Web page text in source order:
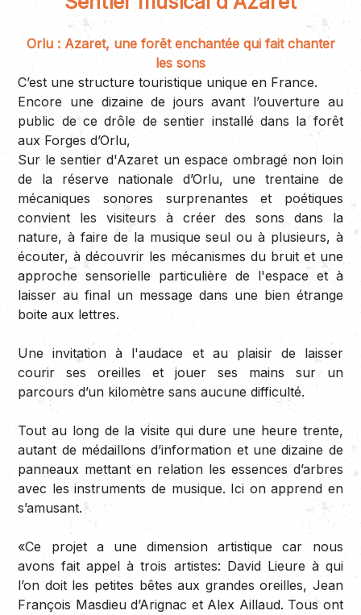
Orlu : Azaret, une forêt enchantée qui fait chanter
les sons
C’est une structure touristique unique en France.
Encore une dizaine de jours avant l’ouverture au
public de ce drôle de sentier installé dans la forêt
aux Forges d’Orlu,
Sur le sentier d'Azaret un espace ombragé non loin
de la réserve nationale d’Orlu, une trentaine de
mécaniques sonores surprenantes et poétiques
convient les visiteurs à créer des sons dans la
nature, à faire de la musique seul ou à plusieurs, à
écouter, à découvrir les mécanismes du bruit et une
approche sensorielle particulière de l'espace et à
laisser au final un message dans une bien étrange
boite aux lettres.
Une invitation à l'audace et au plaisir de laisser
courir ses oreilles et jouer ses mains sur un
parcours d’un kilomètre sans aucune difficulté.
Tout au long de la visite qui dure une heure trente,
autant de médaillons d’information et une dizaine de
panneaux mettant en relation les essences d’arbres
avec les instruments de musique. Ici on apprend en
s’amusant.
«Ce projet a une dimension artistique car nous
avons fait appel à trois artistes: David Lieure à qui
l’on doit les petites bêtes aux grandes oreilles, Jean
François Masdieu d’Arignac et Alex Aillaud. Tous ont